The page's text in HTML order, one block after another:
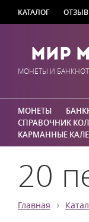
КАТАЛОГ
Мир
МОНЕТЫ И
МОНЕТЫ
СПРАВОЧНИК
КАРМАННЫЕ
20
Главная ›